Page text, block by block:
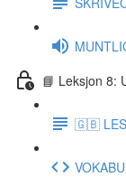
📘 Leksjon 8:
🇬🇧